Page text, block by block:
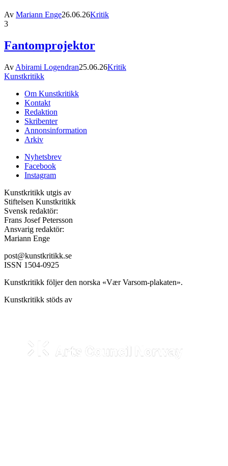
Av Mariann Enge26.06.26Kritik
3
Fantomprojektor
Av Abirami Logendran25.06.26Kritik
Kunstkritikk
Om Kunstkritikk
Kontakt
Redaktion
Skribenter
Annonsinformation
Arkiv
Nyhetsbrev
Facebook
Instagram
Kunstkritikk utgis av
Stiftelsen Kunstkritikk
Svensk redaktör:
Frans Josef Petersson
Ansvarig redaktör:
Mariann Enge
post@kunstkritikk.se
ISSN 1504-0925
Kunstkritikk följer den norska «Vær Varsom-plakaten».
Kunstkritikk stöds av